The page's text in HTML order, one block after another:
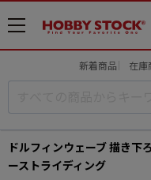
メ
ニ
新着商品 在庫
ドルフィンウェーブ 描き下
ーストライディング